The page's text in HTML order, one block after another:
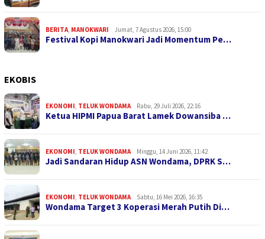
BERITA, MANOKWARI Jumat, 7 Agustus 2026, 15:00
Festival Kopi Manokwari Jadi Momentum Pe…
EKOBIS
EKONOMI, TELUK WONDAMA Rabu, 29 Juli 2026, 22:16
Ketua HIPMI Papua Barat Lamek Dowansiba …
EKONOMI, TELUK WONDAMA Minggu, 14 Juni 2026, 11:42
Jadi Sandaran Hidup ASN Wondama, DPRK S…
EKONOMI, TELUK WONDAMA Sabtu, 16 Mei 2026, 16:35
Wondama Target 3 Koperasi Merah Putih Di…